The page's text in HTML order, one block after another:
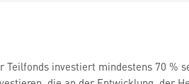
investiert mindestens 70 %